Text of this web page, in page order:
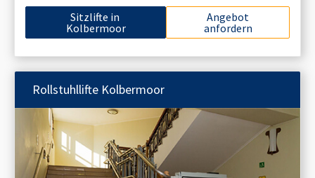
Sitzlifte in
Kolbermoor
Angebot
anfordern
Rollstuhllifte Kolbermoor